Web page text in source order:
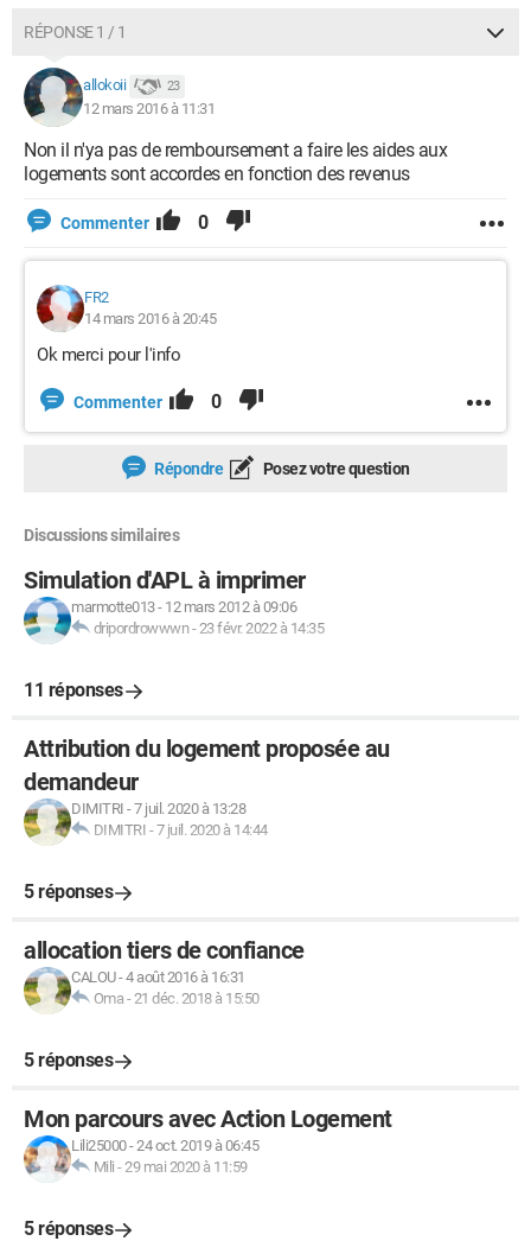
RÉPONSE 1 / 1
allokoii 23
12 mars 2016 à 11:31
Non il n'ya pas de remboursement a faire les aides aux
logements sont accordes en fonction des revenus
Commenter 0
FR2
14 mars 2016 à 20:45
Ok merci pour l'info
Commenter 0
Répondre Posez votre question
Discussions similaires
Simulation d'APL à imprimer
marmotte013- 12 mars 2012 à 09:06
dripordrowwwn-23 févr. 2022 à 14:35
11 réponses
Attribution du logement proposée au
demandeur
DIMITRI -7 juil. 2020 à 13:28
DIMITRI -7 juil. 2020 à 14:44
5 réponses
allocation tiers de confiance
CALOU-4 août 2016 à 16:31
Oma -21 déc. 2018 à 15:50
5 réponses
Mon parcours avec Action Logement
Lili25000-24 oct. 2019 à 06:45
Mili -29 mai 2020 à 11:59
5 réponses